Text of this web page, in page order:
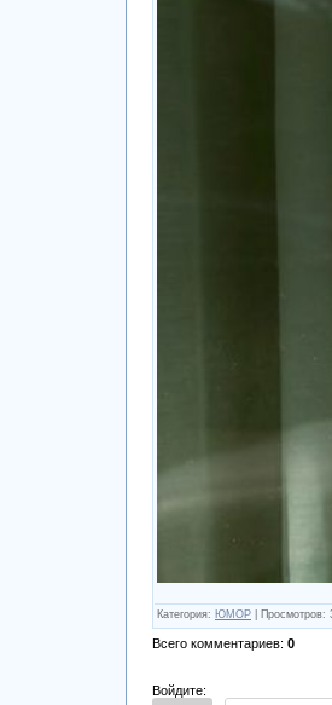
Категория: ЮМОР Просмотров:
Всего комментариев: 0
Войдите: